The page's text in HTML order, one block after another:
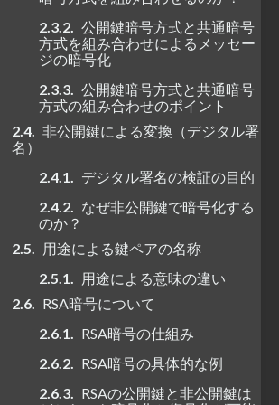
公開鍵暗号方式と共通暗号
方式を組み合わせによるメッセー
ジの暗号化
公開鍵暗号方式と共通暗号
方式の組み合わせのポイント
非公開鍵による変換（デジタル署
名）
デジタル署名の検証の目的
なぜ非公開鍵で暗号化する
のか？
用途による鍵ペアの名称
用途による意味の違い
RSA暗号について
RSA暗号の仕組み
RSA暗号の具体的な例
RSAの公開鍵と非公開鍵は